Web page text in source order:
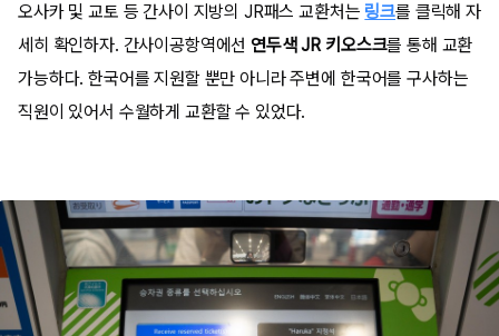
오사카 및 교토 등 간사이 지방의 JR패스 교환처는 링크를 클릭해 자
세히 확인하자. 간사이공항역에선연두색 JR 키오스크를 통해 교환
가능하다. 한국어를 지원할 뿐만 아니라 주변에 한국어를 구사하는
직원이 있어서 수월하게 교환할 수 있었다.